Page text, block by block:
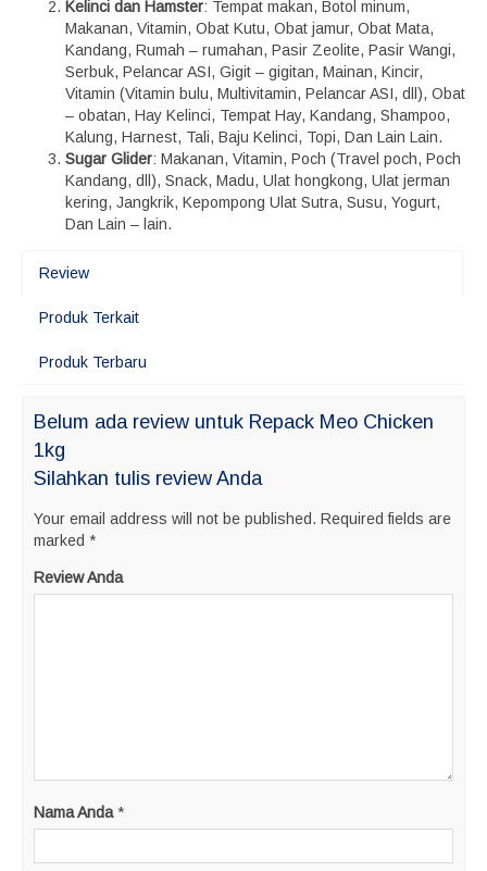
Kelinci dan Hamster: Tempat makan, Botol minum,
Makanan, Vitamin, Obat Kutu, Obat jamur, Obat Mata,
Kandang, Rumah – rumahan, Pasir Zeolite, Pasir Wangi,
Serbuk, Pelancar ASI, Gigit – gigitan, Mainan, Kincir,
Vitamin (Vitamin bulu, Multivitamin, Pelancar ASI, dll), Obat
– obatan, Hay Kelinci, Tempat Hay, Kandang, Shampoo,
Kalung, Harnest, Tali, Baju Kelinci, Topi, Dan Lain Lain.
Sugar Glider: Makanan, Vitamin, Poch (Travel poch, Poch
Kandang, dll), Snack, Madu, Ulat hongkong, Ulat jerman
kering, Jangkrik, Kepompong Ulat Sutra, Susu, Yogurt,
Dan Lain – lain.
Review
Produk Terkait
Produk Terbaru
Belum ada review untuk Repack Meo Chicken
1kg
Silahkan tulis review Anda
Your email address will not be published. Required fields are
marked *
Review Anda
Nama Anda *